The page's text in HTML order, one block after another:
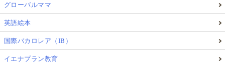
グローバルママ
英語絵本
国際バカロレア（IB）
イエナプラン教育